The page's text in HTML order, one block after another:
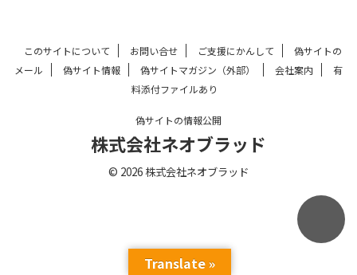
このサイトについて お問い合せ ご支援にかんして
偽サイトの
メール
偽サイト情報 偽サイトマガジン（外部） 会社案内
有
料添付ファイルあり
偽サイトの情報公開
株式会社ネオブラッド
© 2026 株式会社ネオブラッド
Translate »